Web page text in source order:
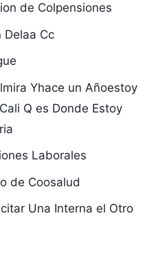
de Colpensiones
Delaa Cc
Yhace un Añoestoy
Q es Donde Estoy
Laborales
de Coosalud
Una Interna el Otro